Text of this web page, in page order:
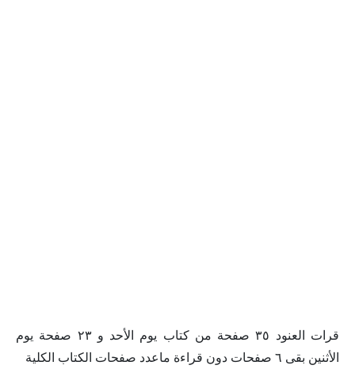
قرات العنود ٣٥ صفحة من كتاب يوم الأحد و ٢٣ صفحة يوم
الأثنين بقى ٦ صفحات دون قراءة ماعدد صفحات الكتاب الكلية